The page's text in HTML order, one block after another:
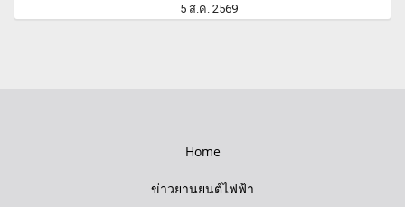
5 ส.ค. 2569
Home
ข่าวยานยนต์ไฟฟ้า